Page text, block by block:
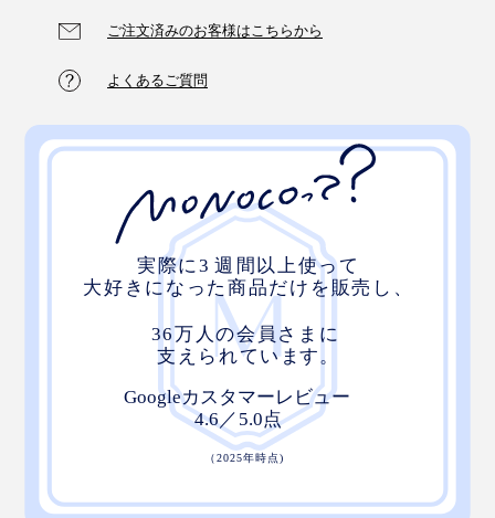
ご注文済みのお客様はこちらから
よくあるご質問